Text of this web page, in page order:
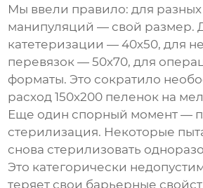
Мы ввели правило: для разных
манипуляций — свой размер.
катетеризации — 40х50, для
перевязок — 50х70, для
форматы. Это сократило
расход 150х200 пеленок на
Еще один спорный момент —
стерилизация. Некоторые
снова стерилизовать
Это категорически
теряет свои барьерные